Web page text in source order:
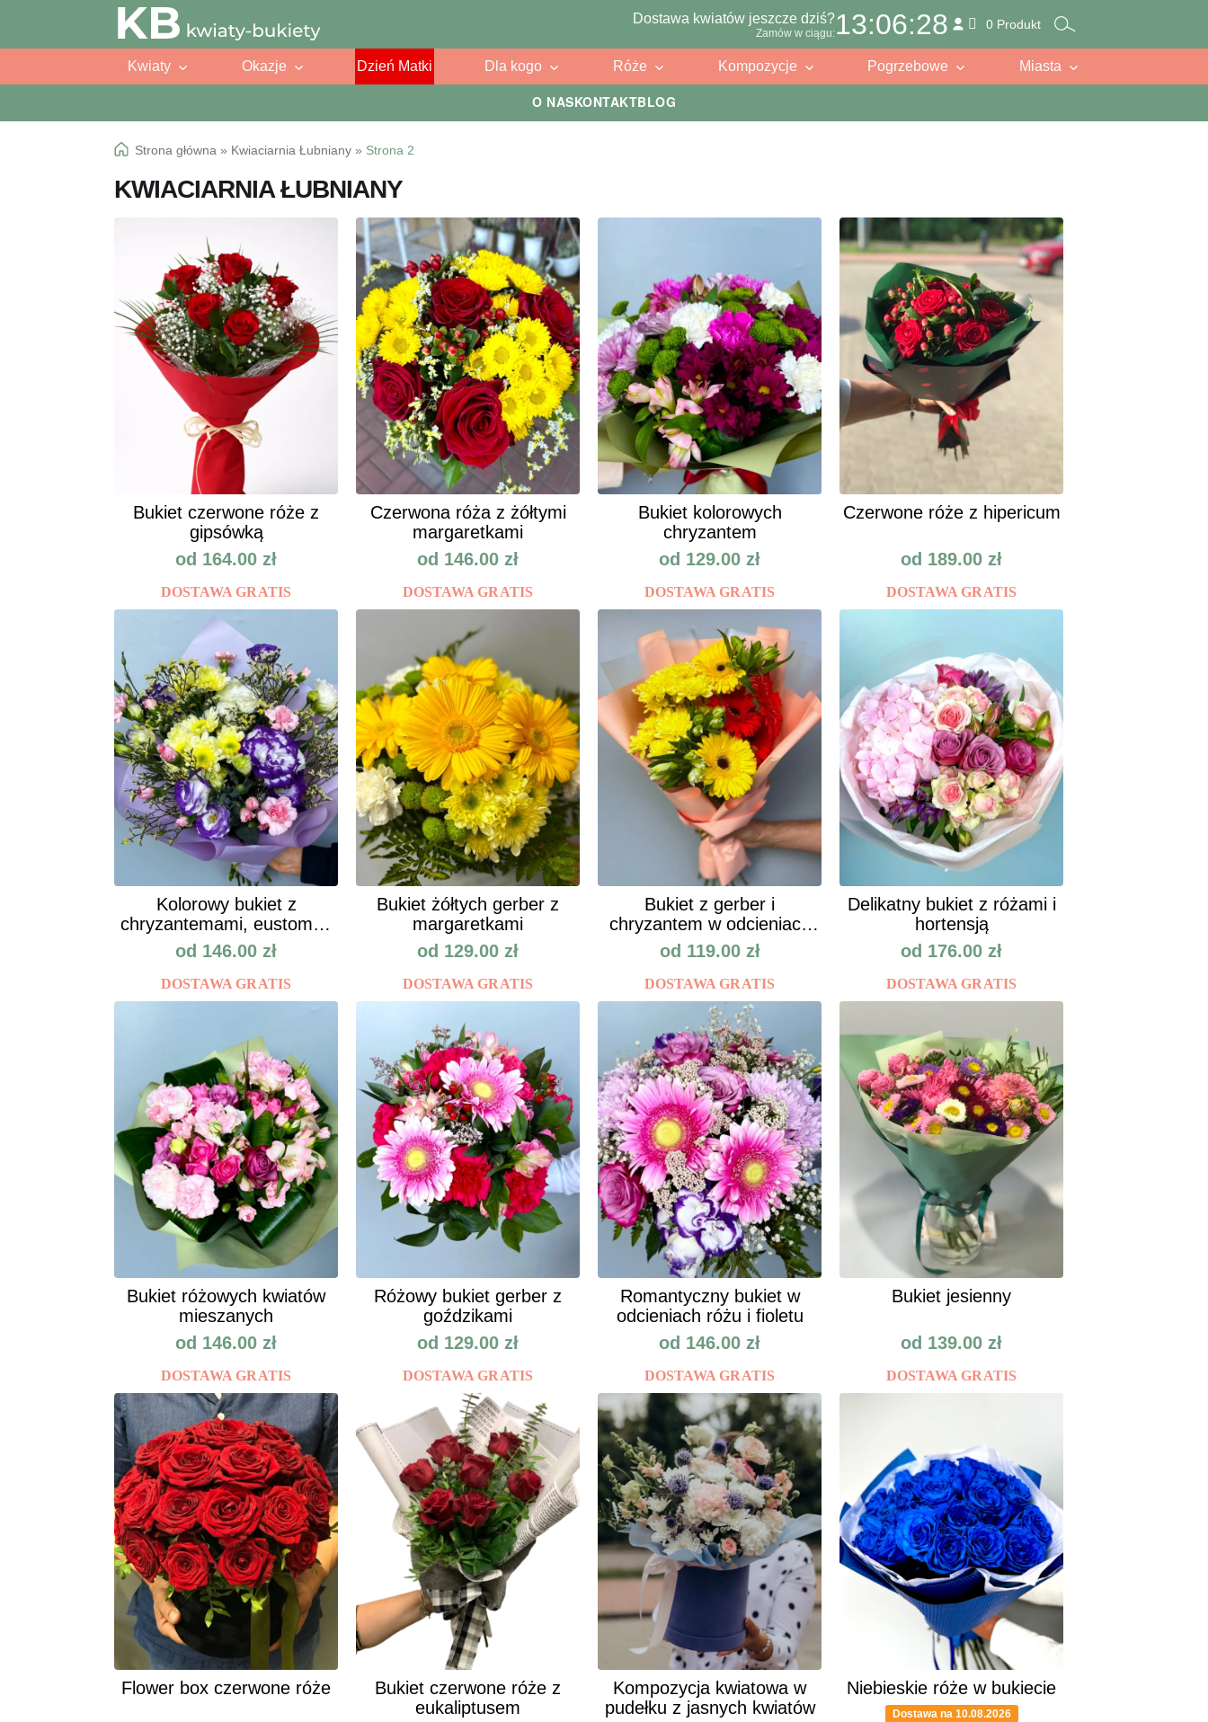
O NASKONTAKTBLOG
Przejdź
do
Przejdź
do
Dostawa kwiatów jeszcze dziś?
Zamów w ciągu:13:06:27 0 Produkt
Kwiaty Okazje Dzień Matki Dla kogo Róże Kompozycje Pogrzebowe Miasta
Strona główna » Kwiaciarnia Łubniany » Strona 2
KWIACIARNIA ŁUBNIANY
Bukiet czerwone róże z
gipsówką
od 164.00 zł
DOSTAWA GRATIS
Czerwona róża z żółtymi
margaretkami
od 146.00 zł
DOSTAWA GRATIS
Bukiet kolorowych
chryzantem
od 129.00 zł
DOSTAWA GRATIS
Сzerwone róże z hipericum
od 189.00 zł
DOSTAWA GRATIS
Kolorowy bukiet z
chryzantemami, eustomą i
goździkam
od 146.00 zł
DOSTAWA GRATIS
Bukiet żółtych gerber z
margaretkami
od 129.00 zł
DOSTAWA GRATIS
Bukiet z gerber i
chryzantem w odcieniach
jesieni
od 119.00 zł
DOSTAWA GRATIS
Delikatny bukiet z różami i
hortensją
od 176.00 zł
DOSTAWA GRATIS
Bukiet różowych kwiatów
mieszanych
od 146.00 zł
DOSTAWA GRATIS
Różowy bukiet gerber z
goździkami
od 129.00 zł
DOSTAWA GRATIS
Romantyczny bukiet w
odcieniach różu i fioletu
od 146.00 zł
DOSTAWA GRATIS
Bukiet jesienny
od 139.00 zł
DOSTAWA GRATIS
Flower box czerwone róże
Bukiet czerwone róże z
eukaliptusem
Kompozycja kwiatowa w
pudełku z jasnych kwiatów
Niebieskie róże w bukiecie
Dostawa na 10.08.2026